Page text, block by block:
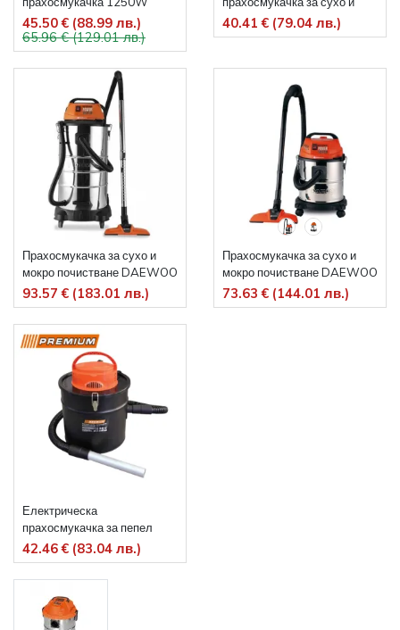
Premium
45.50 € (88.99 лв.)
65.96 € (129.01 лв.)
мокро почистване 20V 15 L
DAEWOO DALVC18-15 L
40.41 € (79.04 лв.)
Прахосмукачка за сухо и
мокро почистване DAEWOO
DAVC 90-40L / 1200W, 40
л/сек
93.57 € (183.01 лв.)
Прахосмукачка за сухо и
мокро почистване DAEWOO
DAVC90-20L, 1200 W, 20 л,
25 л/сек
73.63 € (144.01 лв.)
Електрическа
прахосмукачка за пепел
800W Premium HD
42.46 € (83.04 лв.)